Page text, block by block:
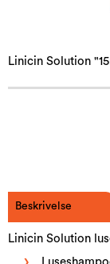
Linicin Solution
Beskrivelse
Linicin Solution